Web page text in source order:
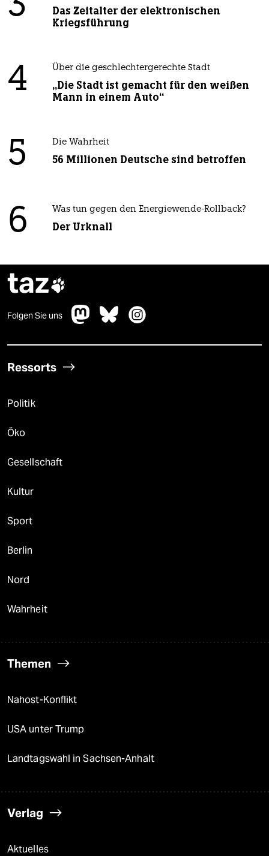
Das Zeitalter der elektronischen
Kriegsführung
4 Über die geschlechtergerechte Stadt
„Die Stadt ist gemacht für den weißen
Mann in einem Auto“
5 Die Wahrheit
56 Millionen Deutsche sind betroffen
6 Was tun gegen den Energiewende-Rollback?
Der Urknall
taz
Folgen Sie uns
Ressorts
Politik
Öko
Gesellschaft
Kultur
Sport
Berlin
Nord
Wahrheit
Themen
Nahost-Konflikt
USA unter Trump
Landtagswahl in Sachsen-Anhalt
Verlag
Aktuelles